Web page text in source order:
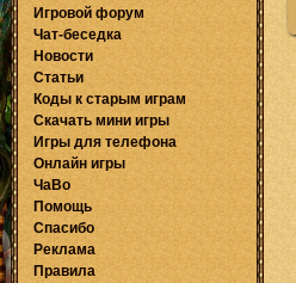
Игровой форум
Чат-беседка
Новости
Статьи
Коды к старым играм
Скачать мини игры
Игры для телефона
Онлайн игры
ЧаВо
Помощь
Спасибо
Реклама
Правила